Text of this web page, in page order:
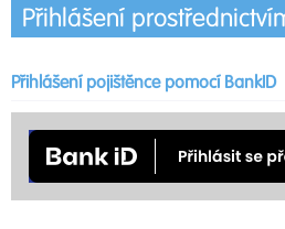
Přihlášení
Přihlášení pojištěnce pomocí BankID